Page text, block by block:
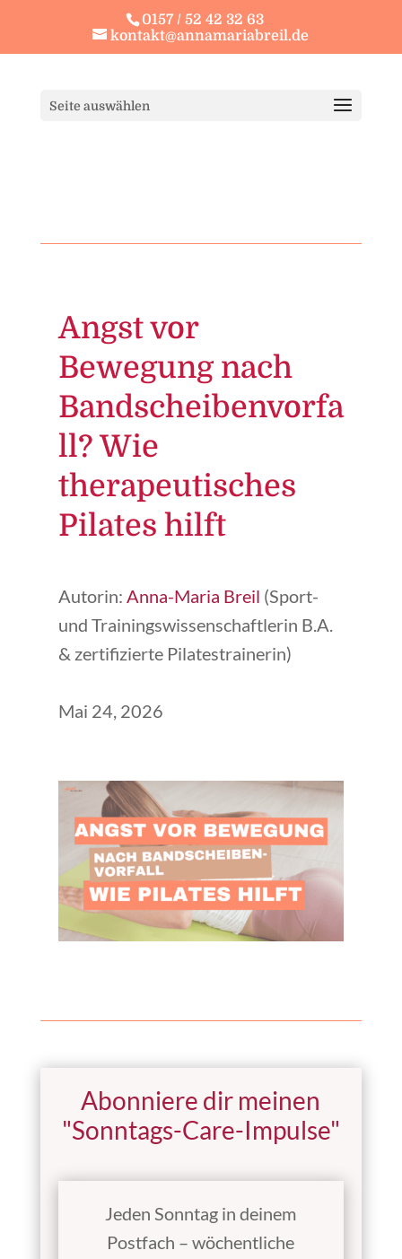
0157 / 52 42 32 63
kontakt@annamariabreil.de
Seite auswählen
Angst vor
Bewegung nach
Bandscheibenvorfa
ll? Wie
therapeutisches
Pilates hilft
Autorin: Anna-Maria Breil (Sport-
und Trainingswissenschaftlerin B.A.
& zertifizierte Pilatestrainerin)
Mai 24, 2026
Abonniere dir meinen
"Sonntags-Care-Impulse"
Jeden Sonntag in deinem
Postfach – wöchentliche